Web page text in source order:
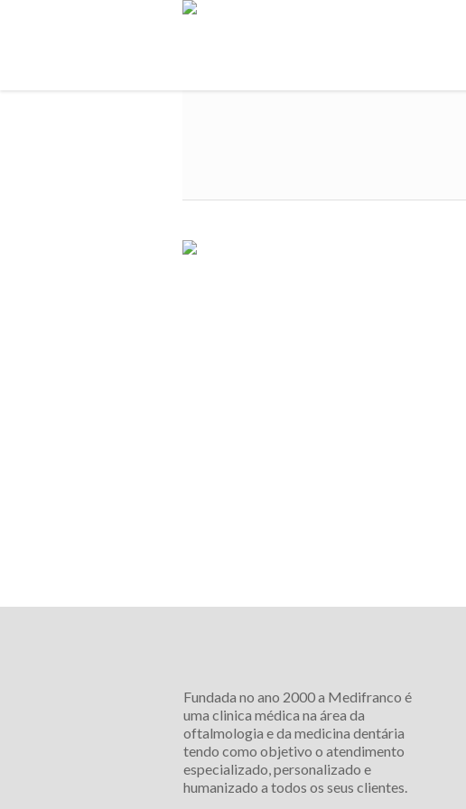
Fundada no ano 2000 a Medifranco é
uma clinica médica na área da
oftalmologia e da medicina dentária
tendo como objetivo o atendimento
especializado, personalizado e
humanizado a todos os seus clientes.